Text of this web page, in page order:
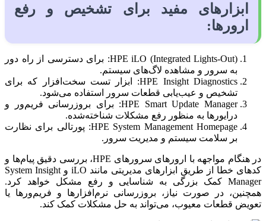
ابزارهای مفید برای تشخیص و رفع
ارورها:
HPE iLO (Integrated Lights-Out): برای دسترسی از راه دور
به سرور و مشاهده لاگ‌های سیستم.
HPE Insight Diagnostics: ابزار تست سخت‌افزار که برای
تشخیص و عیب‌یابی قطعات سرور استفاده می‌شود.
HPE Smart Update Manager: برای بروزرسانی فریم‌ور و
درایورها به منظور رفع مشکلات شناخته‌شده.
HPE System Management Homepage: پورتالی برای نظارت
بر سلامت سیستم و مدیریت سرور.
در هنگام مواجهه با ارورهای سرورهای HPE، بررسی دقیق پیام‌ها و
کدهای خطا از طریق ابزارهای مدیریتی مانند iLO و System Insight
Manager کمک بزرگی به شناسایی و رفع مشکل خواهد کرد.
همچنین، در صورت نیاز، بروزرسانی نرم‌افزارها و فریم‌ورها یا
تعویض قطعات معیوب، می‌تواند به حل مشکلات کمک کند.